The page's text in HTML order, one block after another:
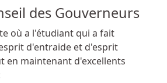
des Gouverneurs
où a l'étudiant qui a fait
d'entraide et d'esprit
en maintenant d'excellents